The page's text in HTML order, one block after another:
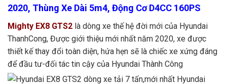
2020, Thùng Xe Dài 5m4, Động Cơ D4CC 160PS
Mighty EX8 GTS2 là dòng xe thế hệ đời mới của Hyundai
ThanhCong, Được giới thiệu mới nhất năm 2020, xe được
thiết kế thay đổi toàn diện, hứa hẹn sẽ là chiếc xe xứng đáng
để đầu tư-đối tác tin cậy của Hyundai Thành Công